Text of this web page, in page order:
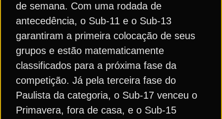
de semana. Com uma rodada de
antecedência, o Sub-11 e o Sub-13
garantiram a primeira colocação de seus
grupos e estão matematicamente
classificados para a próxima fase da
competição. Já pela terceira fase do
Paulista da categoria, o Sub-17 venceu o
Primavera, fora de casa, e o Sub-15